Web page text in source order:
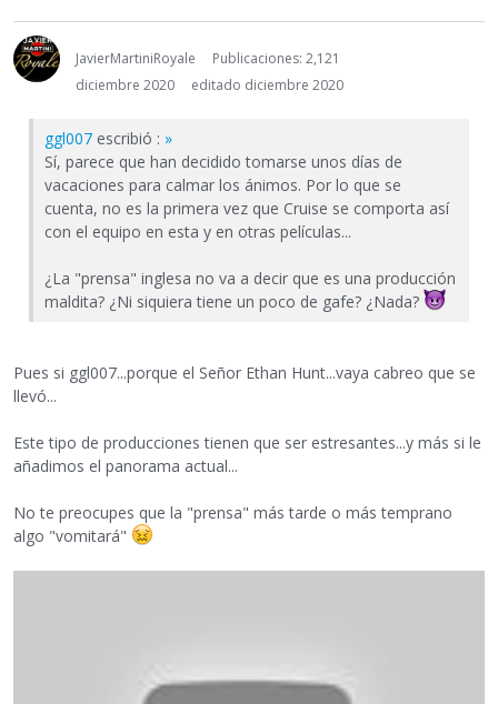
JavierMartiniRoyale
Publicaciones: 2,121
diciembre 2020
editado diciembre 2020
ggl007 escribió : »
Sí, parece que han decidido tomarse unos días de
vacaciones para calmar los ánimos. Por lo que se
cuenta, no es la primera vez que Cruise se comporta así
con el equipo en esta y en otras películas...
¿La "prensa" inglesa no va a decir que es una producción
maldita? ¿Ni siquiera tiene un poco de gafe? ¿Nada?
Pues si ggl007...porque el Señor Ethan Hunt...vaya cabreo que se
llevó...
Este tipo de producciones tienen que ser estresantes...y más si le
añadimos el panorama actual...
No te preocupes que la "prensa" más tarde o más temprano
algo "vomitará"